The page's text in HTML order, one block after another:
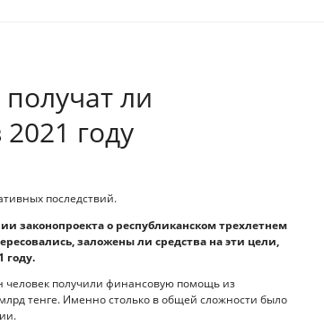
ли
году
последствий.
законопроекта о республиканском трехлетнем
заложены ли средства на эти цели,
году.
человек получили финансовую помощь из
тенге. Именно столько в общей сложности было